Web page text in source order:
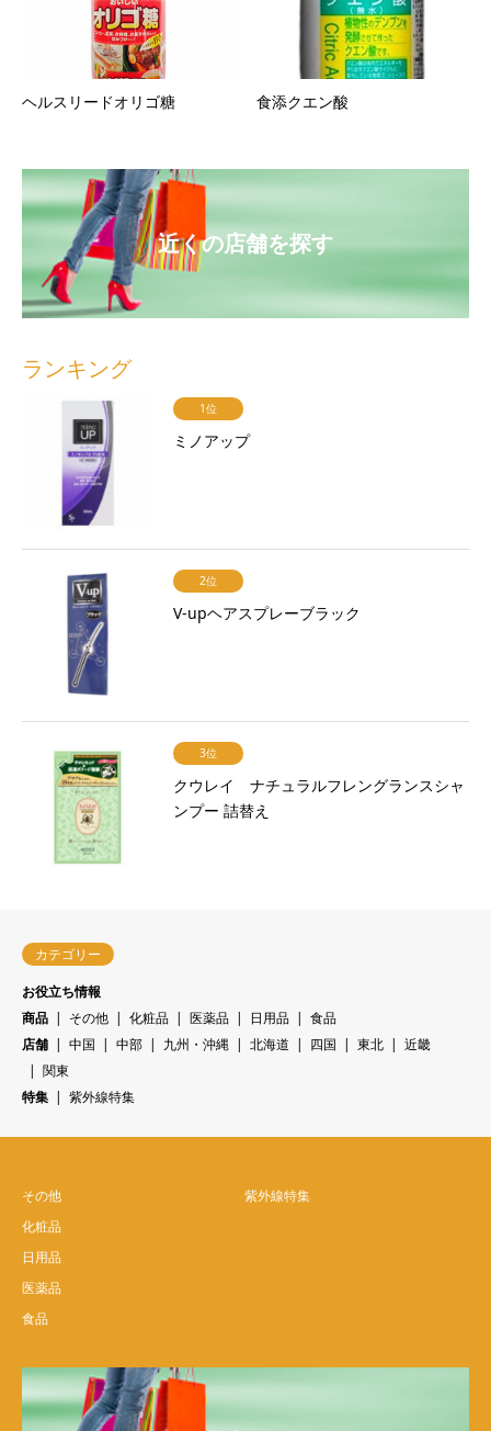
ヘルスリードオリゴ糖 食添クエン酸
近くの店舗を探す
ランキング
1位
ミノアップ
2位
V-upヘアスプレーブラック
3位
クウレイ ナチュラルフレングランスシャ
ンプー 詰替え
カテゴリー
お役立ち情報
商品
その他 化粧品 医薬品 日用品
食品
店舗
中国 中部 九州・沖縄 北海道 四国 東北
近畿
関東
特集
紫外線特集
その他
化粧品
日用品
医薬品
食品
紫外線特集